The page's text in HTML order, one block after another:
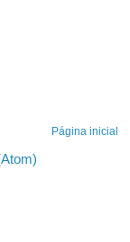
Página inicial